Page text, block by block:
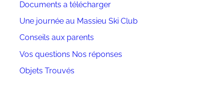
Documents a télécharger
Une journée au Massieu Ski Club
Conseils aux parents
Vos questions Nos réponses
Objets Trouvés